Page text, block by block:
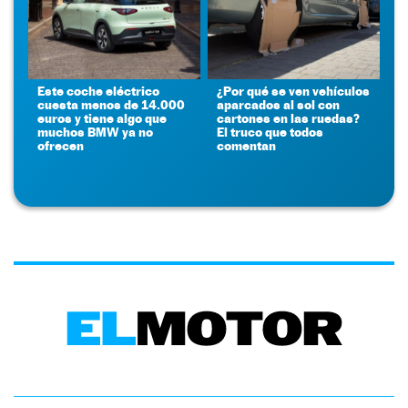
Este coche eléctrico
cuesta menos de 14.000
euros y tiene algo que
muchos BMW ya no
ofrecen
¿Por qué se ven vehículos
aparcados al sol con
cartones en las ruedas?
El truco que todos
comentan